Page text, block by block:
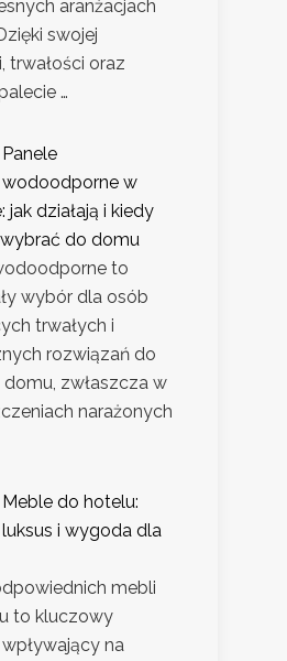
aranżacjach
swojej
trwałości oraz
…
Panele
wodoodporne w
jak działają i kiedy
do domu
to
wybór dla osób
trwałych i
rozwiązań do
zwłaszcza w
narażonych
Meble do hotelu:
luksus i wygoda dla
mebli
to kluczowy
na